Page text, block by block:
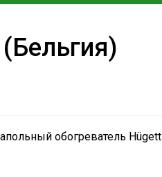
обогреватель Hügett